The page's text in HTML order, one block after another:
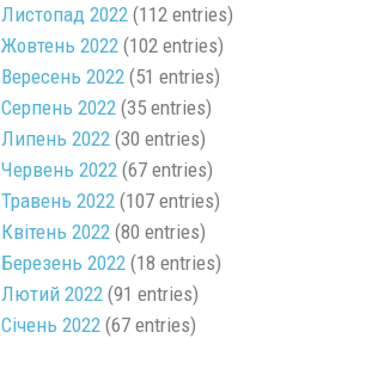
Листопад 2022(112 entries)
Жовтень 2022(102 entries)
Вересень 2022(51 entries)
Серпень 2022(35 entries)
Липень 2022(30 entries)
Червень 2022(67 entries)
Травень 2022(107 entries)
Квітень 2022(80 entries)
Березень 2022(18 entries)
Лютий 2022(91 entries)
Січень 2022(67 entries)